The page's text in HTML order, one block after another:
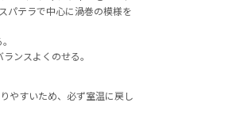
パテラで中心に渦巻の模様を
ンスよくのせる。
やすいため、必ず室温に戻し